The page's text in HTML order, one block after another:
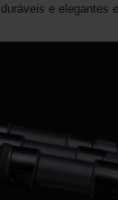
​​e elegantes